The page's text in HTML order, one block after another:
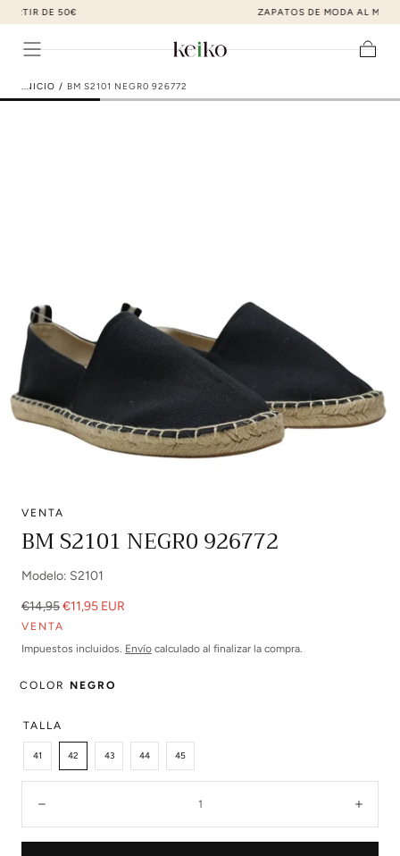
ir al contenido
ZAPATOS DE MODA AL MEJOR PRECIO
multimedia
en
modal
INICIO / BM S2101 NEGR0 926772
VENTA
BM S2101 NEGR0 926772
Modelo: S2101
Precio
regular
€14,95Precio
de
venta
€11,95 EUR
VENTA
Impuestos incluidos. Envío calculado al finalizar la compra.
COLOR NEGRO
TALLA
41 42 43 44 45